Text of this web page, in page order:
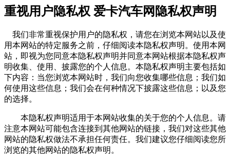
重视用户隐私权 爱卡汽车网隐私权声明
我们非常重视保护用户的隐私权，请您在浏览本网站以及使
用本网站的特定服务之前，仔细阅读本隐私权声明。使用本网
站，即视为您同意本隐私权声明并同意本网站根据本隐私权声
明收集、使用、披露您的个人信息。本隐私权声明主要包括如
下内容：当您浏览本网站时，我们向您收集哪些信息；我们如
何使用这些信息；我们会在何种情况下披露这些信息；以及您
的选择。
本隐私权声明适用于本网站收集的关于您的个人信息。请
注意本网站可能包含连接到其他网站的链接，我们对这些其他
网站的隐私权做法不承担任何责任。我们建议您仔细阅读您所
浏览的其他网站的隐私权声明。